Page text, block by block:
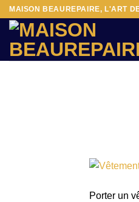
Passer
au
contenu
MAISON BEAUREPAIRE, L'ART
Porter un